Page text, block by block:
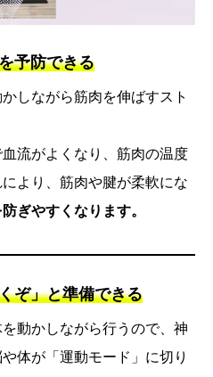
予防できる
しながら筋肉を伸ばすスト
流がよくなり、筋肉の温度
より、筋肉や腱が柔軟にな
ぎやすくなります。
ぞ」と準備できる
動かしながら行うので、神
体が「運動モード」に切り